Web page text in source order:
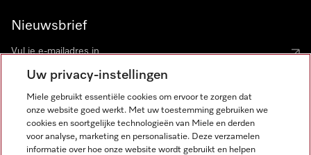
Nieuwsbrief
Miele op Instagram
Miele op Facebook
Miele op Youtube
Uw privacy-instellingen
Miele gebruikt essentiële cookies om ervoor te zorgen dat
onze website goed werkt. Met uw toestemming gebruiken we
cookies en soortgelijke technologieën van Miele en derden
voor analyse, marketing en personalisatie. Deze verzamelen
informatie over hoe onze website wordt gebruikt en helpen